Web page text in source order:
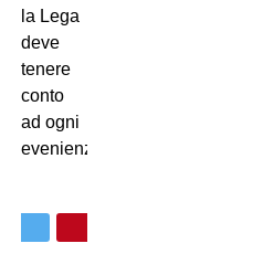
la Lega
deve
tenere
conto
ad ogni
evenienza.